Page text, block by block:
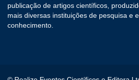
publicação de artigos científicos,
mais diversas instituições de pesquisa e
conhecimento.